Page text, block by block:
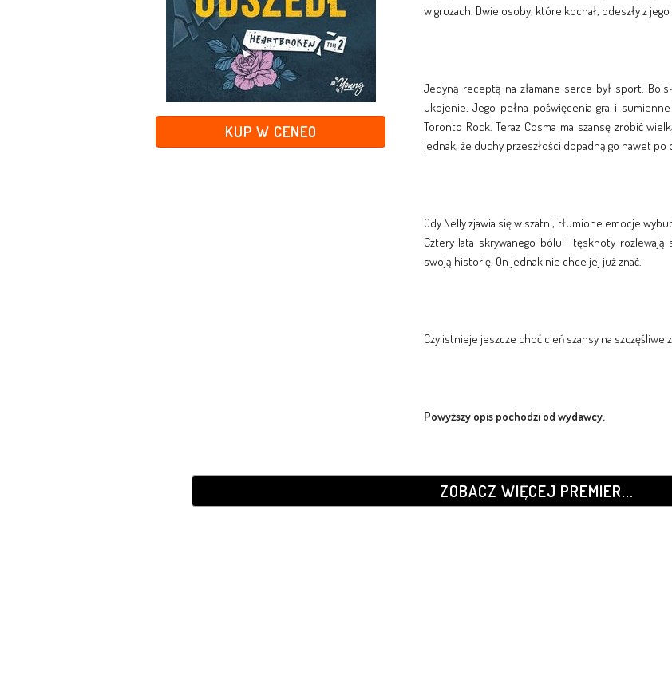
KUP W CENEO
w gruzach. Dwie osoby, które kochał, odeszły z jego
Jedyną receptą na złamane serce był sport.
ukojenie. Jego pełna poświęcenia gra i
Toronto Rock. Teraz Cosma ma szansę zrobić
jednak, że duchy przeszłości dopadną go nawet po
Gdy Nelly zjawia się w szatni, tłumione emocje
Cztery lata skrywanego bólu i tęsknoty
swoją historię. On jednak nie chce jej już znać.
Czy istnieje jeszcze choć cień szansy na szczęśliwe
Powyższy opis pochodzi od wydawcy.
ZOBACZ WIĘCEJ PREMIER...